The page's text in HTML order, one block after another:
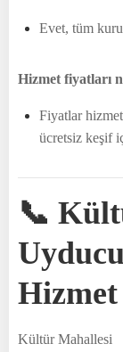
Evet, tüm
Hizmet fiyatları
Fiyatlar
ücretsiz keşif
📞
Hizmet
Kültür Mahallesi